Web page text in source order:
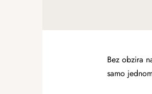
Bez obzira
samo